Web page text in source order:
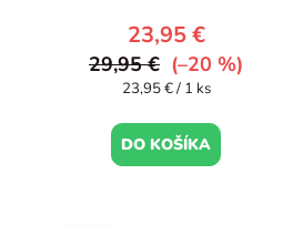
23,95 €
29,95 € (–20 %)
Jednotková
23,95 € / 1 ks
DO KOŠÍKA